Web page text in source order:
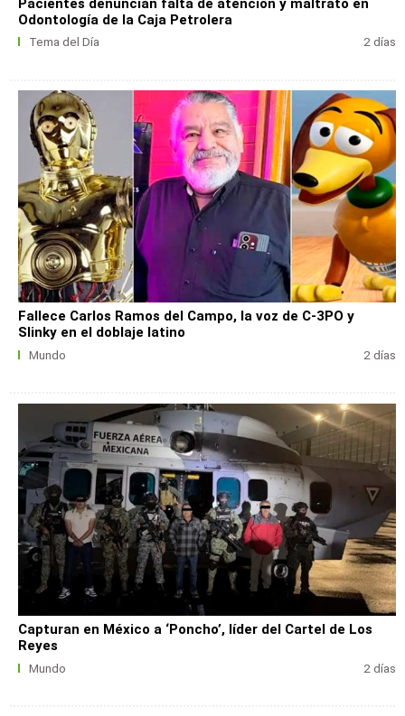
Pacientes denuncian falta de atención y maltrato en
Odontología de la Caja Petrolera
Tema del Día 2 días
Fallece Carlos Ramos del Campo, la voz de C-3PO y
Slinky en el doblaje latino
Mundo 2 días
Capturan en México a ‘Poncho’, líder del Cartel de Los
Reyes
Mundo 2 días